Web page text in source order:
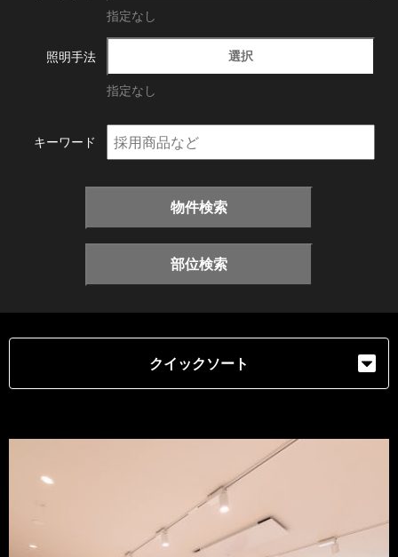
指定なし
照明手法 選択
指定なし
キーワード
物件検索
部位検索
クイックソート